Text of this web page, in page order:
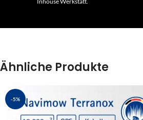
Ähnliche Produkte
-5%